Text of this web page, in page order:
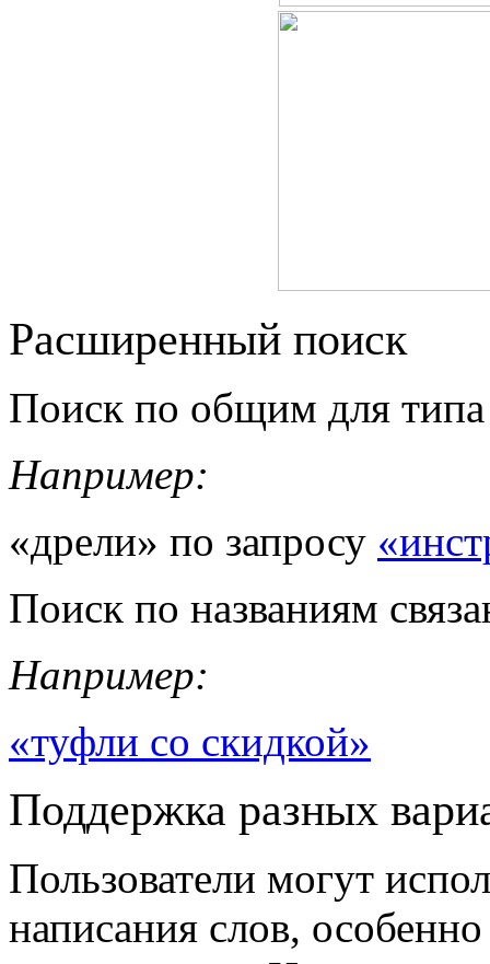
Расширенный поиск
Поиск по общим для
Например:
«дрели» по запросу
Поиск по названиям
Например:
«туфли со скидкой»
Поддержка разных
Пользователи могут
написания слов,